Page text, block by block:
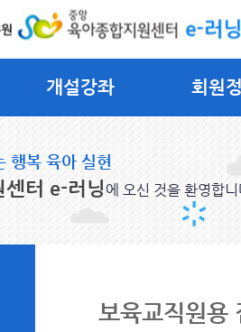
개설강좌 회원
행복 육아 실현
터 e-러닝 에 오신 것을 환영합
보육교직원용